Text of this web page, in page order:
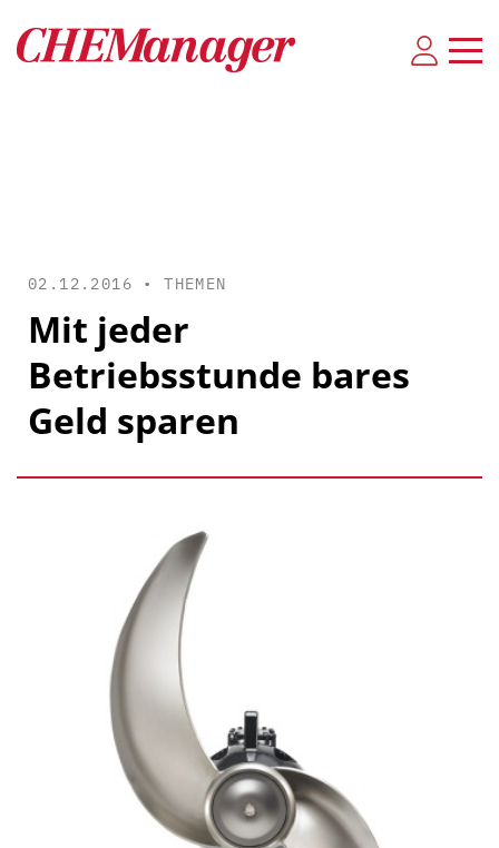
02.12.2016 •THEMEN
Mit jeder
Betriebsstunde bares
Geld sparen